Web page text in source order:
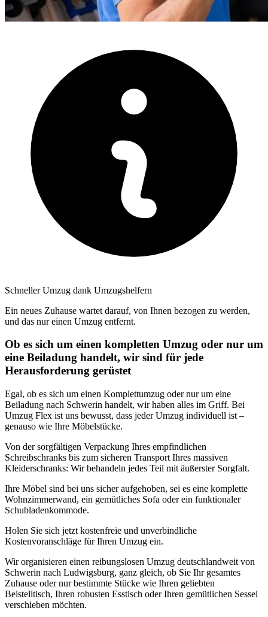
Schneller Umzug dank Umzugshelfern
Ein neues Zuhause wartet darauf, von Ihnen bezogen zu werden,
und das nur einen Umzug entfernt.
Ob es sich um einen kompletten Umzug oder nur um
eine Beiladung handelt, wir sind für jede
Herausforderung gerüstet
Egal, ob es sich um einen Komplettumzug oder nur um eine
Beiladung nach Schwerin handelt, wir haben alles im Griff. Bei
Umzug Flex ist uns bewusst, dass jeder Umzug individuell ist –
genauso wie Ihre Möbelstücke.
Von der sorgfältigen Verpackung Ihres empfindlichen
Schreibschranks bis zum sicheren Transport Ihres massiven
Kleiderschranks: Wir behandeln jedes Teil mit äußerster Sorgfalt.
Ihre Möbel sind bei uns sicher aufgehoben, sei es eine komplette
Wohnzimmerwand, ein gemütliches Sofa oder ein funktionaler
Schubladenkommode.
Holen Sie sich jetzt kostenfreie und unverbindliche
Kostenvoranschläge für Ihren Umzug ein.
Wir organisieren einen reibungslosen Umzug deutschlandweit von
Schwerin nach Ludwigsburg, ganz gleich, ob Sie Ihr gesamtes
Zuhause oder nur bestimmte Stücke wie Ihren geliebten
Beistelltisch, Ihren robusten Esstisch oder Ihren gemütlichen Sessel
verschieben möchten.